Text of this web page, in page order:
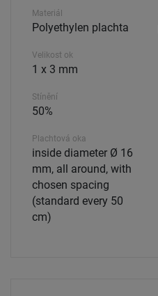
Materiál
Polyethylen plachta
Velikost ok
1 x 3 mm
Stínění
50%
Plachtová oka
inside diameter Ø 16
mm, all around, with
chosen spacing
(standard every 50
cm)